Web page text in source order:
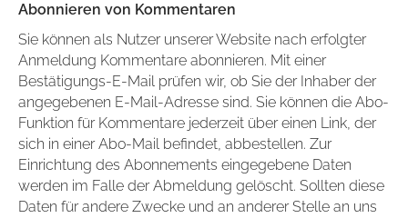
Abonnieren von Kommentaren
Sie können als Nutzer unserer Website nach erfolgter
Anmeldung Kommentare abonnieren. Mit einer
Bestätigungs-E-Mail prüfen wir, ob Sie der Inhaber der
angegebenen E-Mail-Adresse sind. Sie können die Abo-
Funktion für Kommentare jederzeit über einen Link, der
sich in einer Abo-Mail befindet, abbestellen. Zur
Einrichtung des Abonnements eingegebene Daten
werden im Falle der Abmeldung gelöscht. Sollten diese
Daten für andere Zwecke und an anderer Stelle an uns